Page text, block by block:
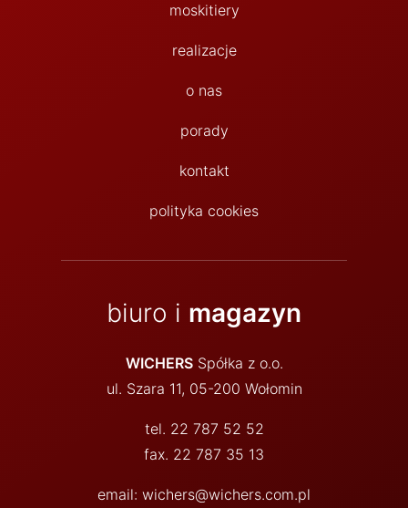
moskitiery
realizacje
o nas
porady
kontakt
polityka cookies
biuro i magazyn
WICHERSSpółka z o.o.
ul. Szara 11, 05-200 Wołomin
tel. 22 787 52 52
fax. 22 787 35 13
email: wichers@wichers.com.pl